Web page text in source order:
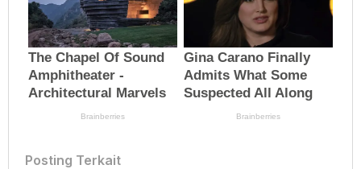
Posting Terkait